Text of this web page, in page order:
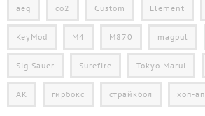
aeg co2 Custom Element
KeyMod M4 M870 magpul
Sig Sauer Surefire Tokyo Marui
АК гирбокс страйкбол хоп-ап